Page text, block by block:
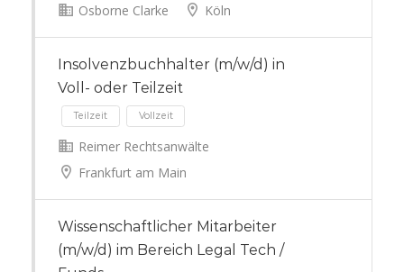
Vollzeit
Osborne Clarke Köln
Insolvenzbuchhalter (m/w/d) in
Voll- oder Teilzeit
Teilzeit Vollzeit
Reimer Rechtsanwälte
Frankfurt am Main
Wissenschaftlicher Mitarbeiter
(m/w/d) im Bereich Legal Tech /